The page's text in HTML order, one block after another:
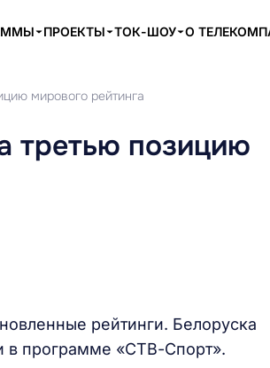
ПРОЕКТЫ ТОК-ШОУ О
мирового рейтинга
третью позицию
рейтинги. Белоруска
в программе «СТВ-Спорт».